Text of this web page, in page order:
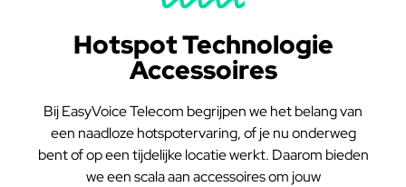
Hotspot Technologie
Accessoires
Bij EasyVoice Telecom begrijpen we het belang van
een naadloze hotspotervaring, of je nu onderweg
bent of op een tijdelijke locatie werkt. Daarom bieden
we een scala aan accessoires om jouw